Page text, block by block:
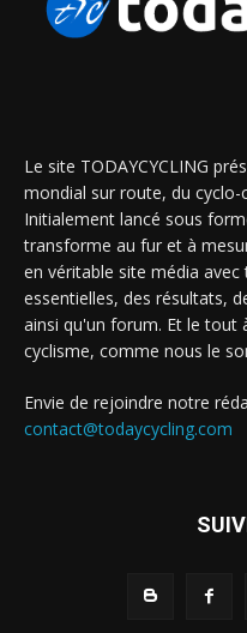
Le site TODAYCYCLING
mondial sur route, du cyclo-
Initialement lancé sous
transforme au fur et à
en véritable site média
essentielles, des résultats,
ainsi qu'un forum. Et le tout
cyclisme, comme nous le
Envie de rejoindre notre
contact@todaycycling.com